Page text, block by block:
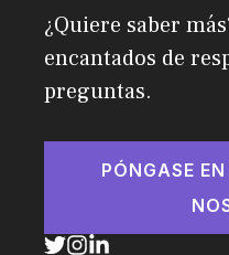
¿Quiere saber
encantados de
preguntas.
PÓNGASE